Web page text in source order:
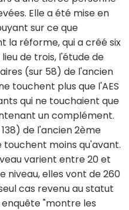
Elle a été mise en
sur ce que
la réforme, qui a créé six
de trois, l'étude de
(sur 58) de l'ancien
touchent plus que l'AES
qui ne touchaient que
un complément.
de l'ancien 2ème
touchent moins qu'avant.
varient entre 20 et
niveau, elles vont de 260
cas revenu au statut
"montre les